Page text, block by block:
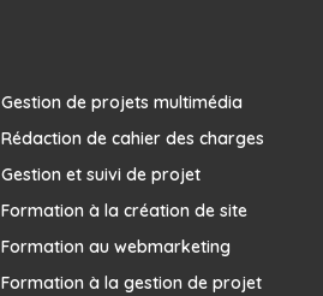
Gestion de projets multimédia
Rédaction de cahier des charges
Gestion et suivi de projet
Formation à la création de site
Formation au webmarketing
Formation à la gestion de projet